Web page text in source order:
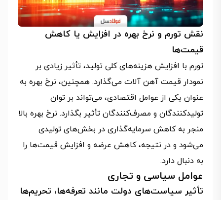
نقش تورم و نرخ بهره در افزایش یا کاهش
قیمت‌ها
تورم با افزایش هزینه‌های کلی تولید، تأثیر زیادی بر
نمودار قیمت آهن آلات می‌گذارد. همچنین، نرخ بهره به
عنوان یکی از عوامل اقتصادی، می‌تواند بر توان
تولیدکنندگان و مصرف‌کنندگان تأثیر بگذارد. نرخ بهره بالا
منجر به کاهش سرمایه‌گذاری در بخش‌های تولیدی
می‌شود و در نتیجه، کاهش عرضه و افزایش قیمت‌ها را
به دنبال دارد.
عوامل سیاسی و تجاری
تأثیر سیاست‌های دولت مانند تعرفه‌ها، تحریم‌ها